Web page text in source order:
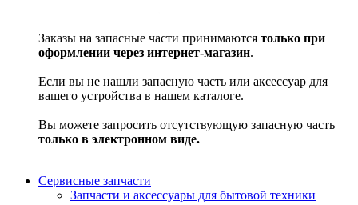
Заказы на запасные части принимаются только при
оформлении через интернет-магазин.
Если вы не нашли запасную часть или аксессуар для
вашего устройства в нашем каталоге.
Вы можете запросить отсутствующую запасную часть
только в электронном виде.
Сервисные запчасти
Запчасти и аксессуары для бытовой техники